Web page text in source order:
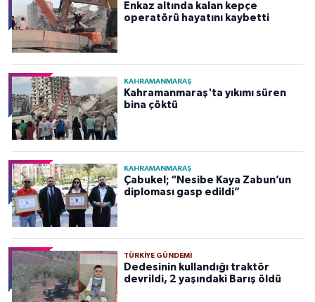
Enkaz altında kalan kepçe
operatörü hayatını kaybetti
KAHRAMANMARAŞ
Kahramanmaraş'ta yıkımı süren
bina çöktü
KAHRAMANMARAŞ
Çabukel; “Nesibe Kaya Zabun’un
diploması gasp edildi”
TÜRKIYE GÜNDEMI
Dedesinin kullandığı traktör
devrildi, 2 yaşındaki Barış öldü